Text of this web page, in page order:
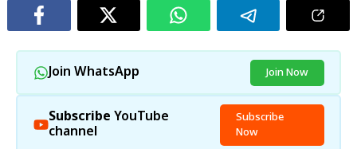
Join WhatsApp Join Now
Subscribe YouTube
channel
Subscribe
Now